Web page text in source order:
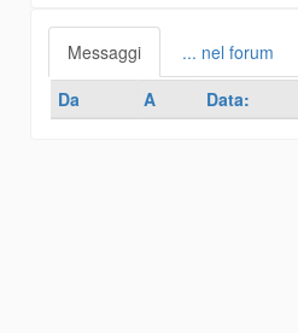
Messaggi
... nel forum
Da
A Data: